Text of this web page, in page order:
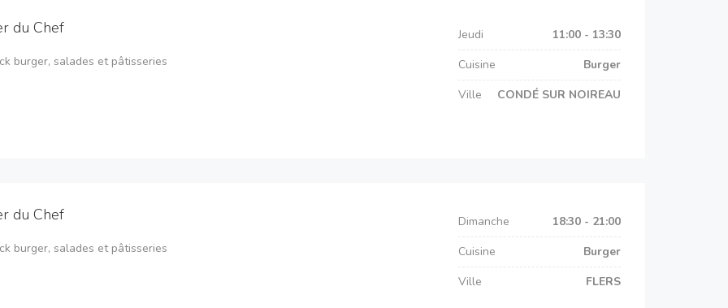
du Chef
burger, salades et pâtisseries
Jeudi
11:00 - 13:30
Cuisine
Burger
Ville
CONDÉ SUR NOIREAU
du Chef
burger, salades et pâtisseries
Dimanche
18:30 - 21:00
Cuisine
Burger
Ville
FLERS